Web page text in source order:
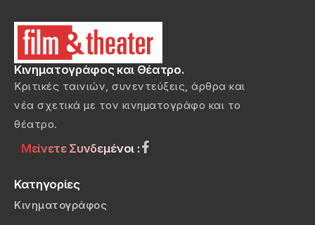
Κινηματογράφος και Θέατρο.
Κριτικές ταινιών, συνεντεύξεις, άρθρα και
νέα σχετικά με τον κινηματογράφο και το
θέατρο.
Μείνετε Συνδεμένοι :
Κατηγορίες
Κινηματογράφος